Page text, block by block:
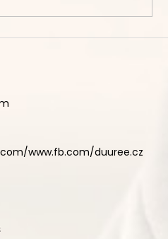
www.fb.com/duuree.cz